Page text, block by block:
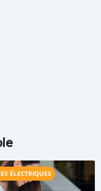
ÉLECTRIQUES